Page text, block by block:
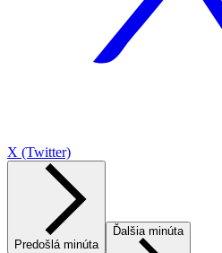
X (Twitter)
Predošlá minúta
Ďalšia minúta